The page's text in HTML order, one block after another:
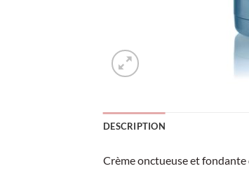
DESCRIPTION
Crème onctueuse et